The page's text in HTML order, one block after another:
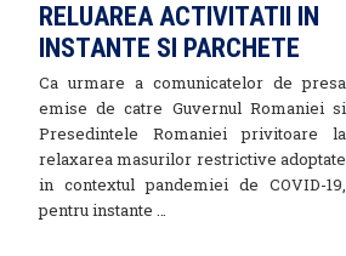
RELUAREA ACTIVITATII IN
INSTANTE SI PARCHETE
Ca urmare a comunicatelor de presa
emise de catre Guvernul Romaniei si
Presedintele Romaniei privitoare la
relaxarea masurilor restrictive adoptate
in contextul pandemiei de COVID-19,
pentru instante …